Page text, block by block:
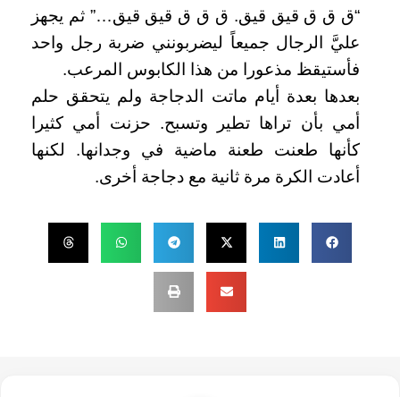
“ق ق ق قيق قيق. ق ق ق قيق قيق…” ثم يجهز
عليَّ الرجال جميعاً ليضربونني ضربة رجل واحد
فأستيقظ مذعورا من هذا الكابوس المرعب.
بعدها بعدة أيام ماتت الدجاجة ولم يتحقق حلم
أمي بأن تراها تطير وتسبح. حزنت أمي كثيرا
كأنها طعنت طعنة ماضية في وجدانها. لكنها
أعادت الكرة مرة ثانية مع دجاجة أخرى.